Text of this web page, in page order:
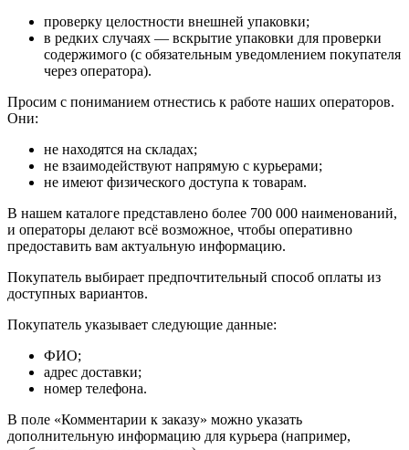
проверку целостности внешней упаковки;
в редких случаях — вскрытие упаковки для проверки
содержимого (с обязательным уведомлением покупателя
через оператора).
Просим с пониманием отнестись к работе наших операторов.
Они:
не находятся на складах;
не взаимодействуют напрямую с курьерами;
не имеют физического доступа к товарам.
В нашем каталоге представлено более 700 000 наименований,
и операторы делают всё возможное, чтобы оперативно
предоставить вам актуальную информацию.
Покупатель выбирает предпочтительный способ оплаты из
доступных вариантов.
Покупатель указывает следующие данные:
ФИО;
адрес доставки;
номер телефона.
В поле «Комментарии к заказу» можно указать
дополнительную информацию для курьера (например,